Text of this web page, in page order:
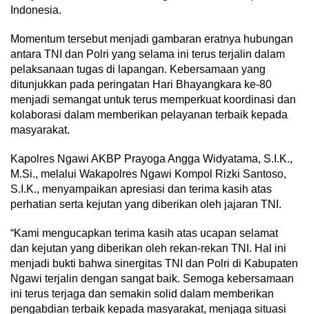
Indonesia.
Momentum tersebut menjadi gambaran eratnya hubungan
antara TNI dan Polri yang selama ini terus terjalin dalam
pelaksanaan tugas di lapangan. Kebersamaan yang
ditunjukkan pada peringatan Hari Bhayangkara ke-80
menjadi semangat untuk terus memperkuat koordinasi dan
kolaborasi dalam memberikan pelayanan terbaik kepada
masyarakat.
Kapolres Ngawi AKBP Prayoga Angga Widyatama, S.I.K.,
M.Si., melalui Wakapolres Ngawi Kompol Rizki Santoso,
S.I.K., menyampaikan apresiasi dan terima kasih atas
perhatian serta kejutan yang diberikan oleh jajaran TNI.
“Kami mengucapkan terima kasih atas ucapan selamat
dan kejutan yang diberikan oleh rekan-rekan TNI. Hal ini
menjadi bukti bahwa sinergitas TNI dan Polri di Kabupaten
Ngawi terjalin dengan sangat baik. Semoga kebersamaan
ini terus terjaga dan semakin solid dalam memberikan
pengabdian terbaik kepada masyarakat, menjaga situasi